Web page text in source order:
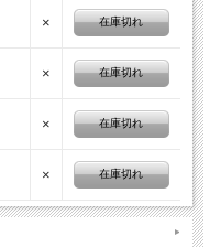
× 在庫切れ
× 在庫切れ
× 在庫切れ
× 在庫切れ